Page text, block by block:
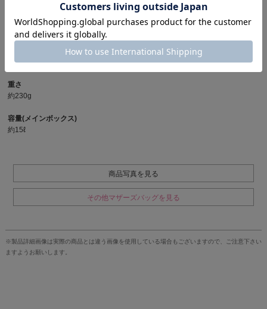
育児用に機能と軽さが両立されたバックパック。 小さくまとめて持ち運べる
横幅 26cm × 高さ 41cm × マチ幅 15.5cm
重さ
約230g
容量(メインボックス)
約15ℓ
商品写真を見る
その他マザーズバッグを見る
※製品詳細画像は実際の商品とは違う画像を使用している場合もございますので、ご注意下さい
ますようお願いします。